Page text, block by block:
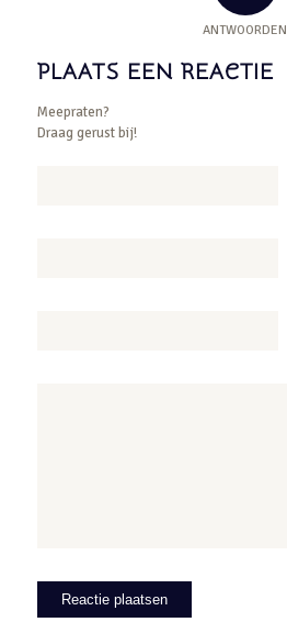
ANTWOORDEN
PLAATS EEN REACTIE
Meepraten?
Draag gerust bij!